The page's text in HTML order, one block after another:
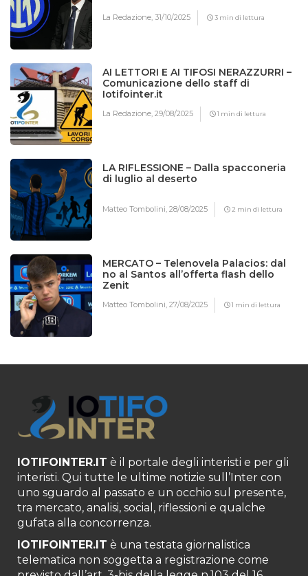
La Redazione,31/10/2025 3 min di lettura
AI LETTORI E AI TIFOSI NERAZZURRI –
Comunicazione dello staff di
Iotifointer.it
La Redazione,29/08/2025 1 min di lettura
LA RIFLESSIONE – Dalla spacconeria
di luglio al deserto
Matteo Tombolini,28/08/2025 2 min di lettura
MERCATO – Telenovela Palacios: dal
no al Santos all’offerta flash dello
Zenit
Matteo Tombolini,27/08/2025 1 min di lettura
IOTIFOINTER.IT è il portale degli interisti e per gli
interisti. Qui tutte le ultime notizie sull’Inter con
uno sguardo al passato e un occhio sul presente,
tra mercato, analisi, social, riflessioni e qualche
gufata alla concorrenza.
IOTIFOINTER.IT è una testata giornalistica
telematica non soggetta a registrazione come